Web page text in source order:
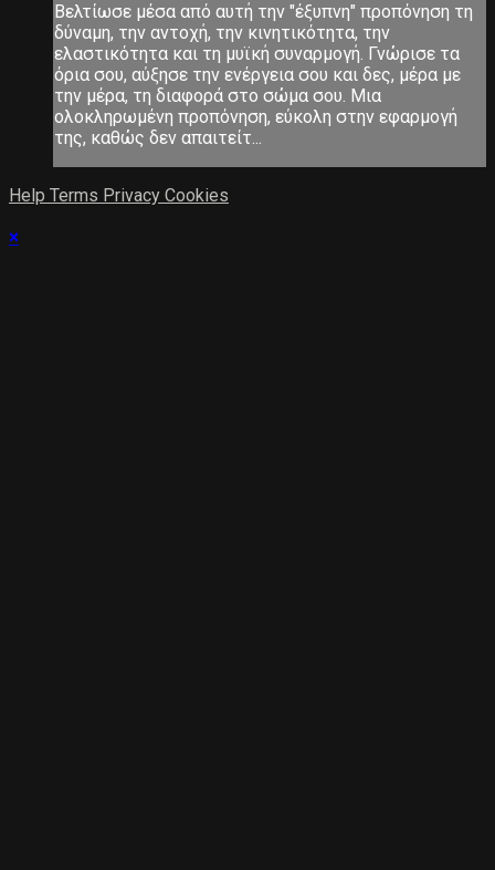
Βελτίωσε μέσα από αυτή την "έξυπνη" προπόνηση τη
δύναμη, την αντοχή, την κινητικότητα, την
ελαστικότητα και τη μυϊκή συναρμογή. Γνώρισε τα
όρια σου, αύξησε την ενέργεια σου και δες, μέρα με
την μέρα, τη διαφορά στο σώμα σου. Μια
ολοκληρωμένη προπόνηση, εύκολη στην εφαρμογή
της, καθώς δεν απαιτείτ...
Help Terms Privacy Cookies
×